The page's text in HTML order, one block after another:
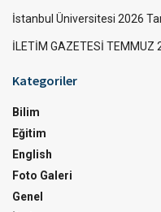
İstanbul Üniversitesi 2026
İLETİM GAZETESİ TEMMUZ
Kategoriler
Bilim
Eğitim
English
Foto Galeri
Genel